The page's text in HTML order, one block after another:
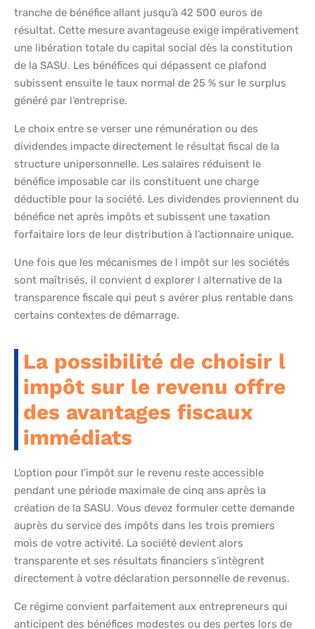
tranche de bénéfice allant jusqu’à 42 500 euros de
résultat. Cette mesure avantageuse exige impérativement
une libération totale du capital social dès la constitution
de la SASU. Les bénéfices qui dépassent ce plafond
subissent ensuite le taux normal de 25 % sur le surplus
généré par l’entreprise.
Le choix entre se verser une rémunération ou des
dividendes impacte directement le résultat fiscal de la
structure unipersonnelle. Les salaires réduisent le
bénéfice imposable car ils constituent une charge
déductible pour la société. Les dividendes proviennent du
bénéfice net après impôts et subissent une taxation
forfaitaire lors de leur distribution à l’actionnaire unique.
Une fois que les mécanismes de l impôt sur les sociétés
sont maîtrisés, il convient d explorer l alternative de la
transparence fiscale qui peut s avérer plus rentable dans
certains contextes de démarrage.
La possibilité de choisir l
impôt sur le revenu offre
des avantages fiscaux
immédiats
L’option pour l’impôt sur le revenu reste accessible
pendant une période maximale de cinq ans après la
création de la SASU. Vous devez formuler cette demande
auprès du service des impôts dans les trois premiers
mois de votre activité. La société devient alors
transparente et ses résultats financiers s’intègrent
directement à votre déclaration personnelle de revenus.
Ce régime convient parfaitement aux entrepreneurs qui
anticipent des bénéfices modestes ou des pertes lors de